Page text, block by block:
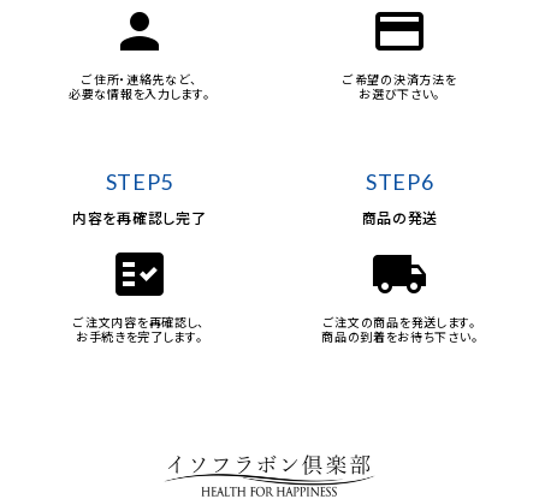
person
ご住所・連絡先など、
必要な情報を入力します。
credit_card
ご希望の決済方法を
お選び下さい。
STEP5
内容を再確認し完了
fact_check
ご注文内容を再確認し、
お手続きを完了します。
STEP6
商品の発送
local_shipping
ご注文の商品を発送します。
商品の到着をお待ち下さい。